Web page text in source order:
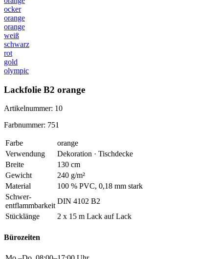
ocker
orange
orange
weiß
schwarz
rot
gold
olympic
Lackfolie B2 orange
Artikelnummer: 10
Farbnummer: 751
Farbe
orange
Verwendung
Dekoration · Tischdecke
Breite
130 cm
Gewicht
240 g/m²
Material
100 % PVC, 0,18 mm stark
Schwer-
entflammbarkeit
DIN 4102 B2
Stücklänge
2 x 15 m Lack auf Lack
Bürozeiten